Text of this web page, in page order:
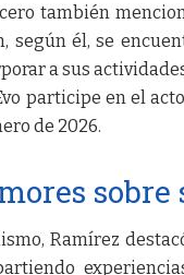
también
según él, se
a sus
participe en el
de 2026.
Ramírez